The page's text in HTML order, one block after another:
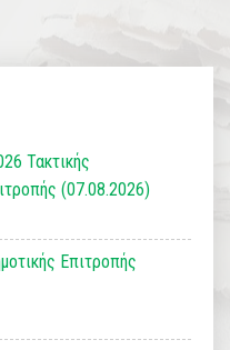
Τακτικής
(07.08.2026)
Επιτροπής